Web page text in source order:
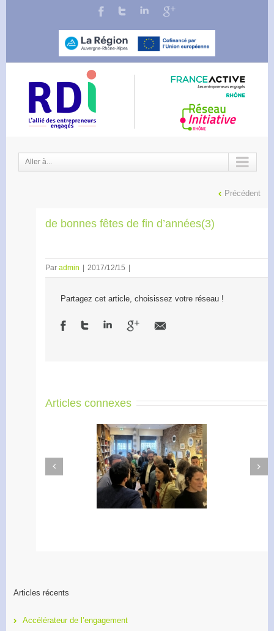
Aller à...
Précédent
de bonnes fêtes de fin d’années(3)
Par admin 2017/12/15
Partagez cet article, choisissez votre réseau !
Articles connexes
Accélérateur de
l’engagement
Previous
Next
Articles récents
Accélérateur de l’engagement